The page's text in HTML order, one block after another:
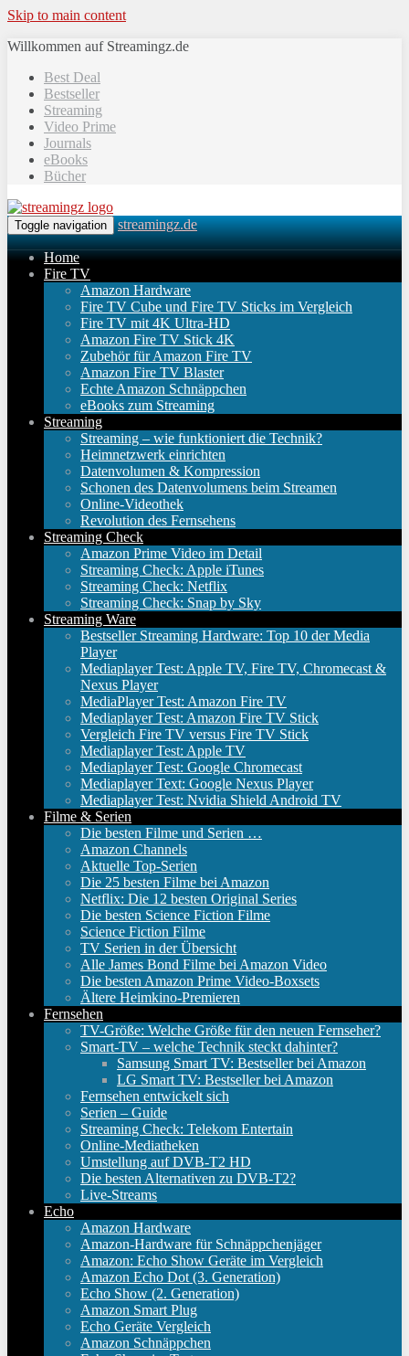
Skip to main content
Willkommen auf Streamingz.de
Best Deal
Bestseller
Streaming
Video Prime
Journals
eBooks
Bücher
Toggle navigation streamingz.de
Home
Fire TV
Amazon Hardware
Fire TV Cube und Fire TV Sticks im Vergleich
Fire TV mit 4K Ultra-HD
Amazon Fire TV Stick 4K
Zubehör für Amazon Fire TV
Amazon Fire TV Blaster
Echte Amazon Schnäppchen
eBooks zum Streaming
Streaming
Streaming – wie funktioniert die Technik?
Heimnetzwerk einrichten
Datenvolumen & Kompression
Schonen des Datenvolumens beim Streamen
Online-Videothek
Revolution des Fernsehens
Streaming Check
Amazon Prime Video im Detail
Streaming Check: Apple iTunes
Streaming Check: Netflix
Streaming Check: Snap by Sky
Streaming Ware
Bestseller Streaming Hardware: Top 10 der Media
Player
Mediaplayer Test: Apple TV, Fire TV, Chromecast &
Nexus Player
MediaPlayer Test: Amazon Fire TV
Mediaplayer Test: Amazon Fire TV Stick
Vergleich Fire TV versus Fire TV Stick
Mediaplayer Test: Apple TV
Mediaplayer Test: Google Chromecast
Mediaplayer Text: Google Nexus Player
Mediaplayer Test: Nvidia Shield Android TV
Filme & Serien
Die besten Filme und Serien …
Amazon Channels
Aktuelle Top-Serien
Die 25 besten Filme bei Amazon
Netflix: Die 12 besten Original Series
Die besten Science Fiction Filme
Science Fiction Filme
TV Serien in der Übersicht
Alle James Bond Filme bei Amazon Video
Die besten Amazon Prime Video-Boxsets
Ältere Heimkino-Premieren
Fernsehen
TV-Größe: Welche Größe für den neuen Fernseher?
Smart-TV – welche Technik steckt dahinter?
Samsung Smart TV: Bestseller bei Amazon
LG Smart TV: Bestseller bei Amazon
Fernsehen entwickelt sich
Serien – Guide
Streaming Check: Telekom Entertain
Online-Mediatheken
Umstellung auf DVB-T2 HD
Die besten Alternativen zu DVB-T2?
Live-Streams
Echo
Amazon Hardware
Amazon-Hardware für Schnäppchenjäger
Amazon: Echo Show Geräte im Vergleich
Amazon Echo Dot (3. Generation)
Echo Show (2. Generation)
Amazon Smart Plug
Echo Geräte Vergleich
Amazon Schnäppchen